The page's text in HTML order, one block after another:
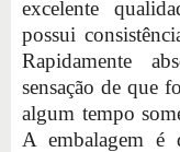
excelente
possui
Rapidamente
sensação de que
algum tempo
A embalagem é